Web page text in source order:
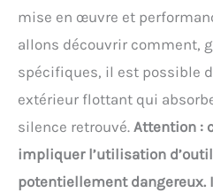
mise en œuvre et
allons découvrir comment,
spécifiques, il est possible
extérieur flottant qui
silence retrouvé. Attention :
impliquer l’utilisation
potentiellement